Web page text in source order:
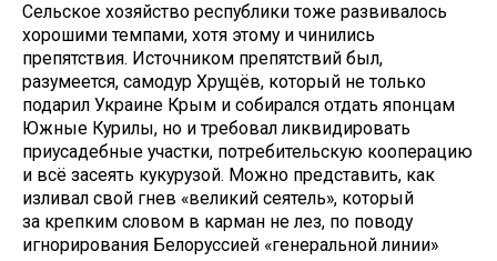
Сельское хозяйство республики тоже развивалось
хорошими темпами, хотя этому и чинились
препятствия. Источником препятствий был,
разумеется, самодур Хрущёв, который не только
подарил Украине Крым и собирался отдать японцам
Южные Курилы, но и требовал ликвидировать
приусадебные участки, потребительскую кооперацию
и всё засеять кукурузой. Можно представить, как
изливал свой гнев «великий сеятель», который
за крепким словом в карман не лез, по поводу
игнорирования Белоруссией «генеральной линии»